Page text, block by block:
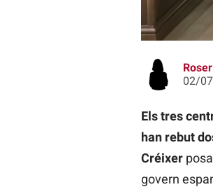
02/
Els tres
han rebut
Créixer
govern